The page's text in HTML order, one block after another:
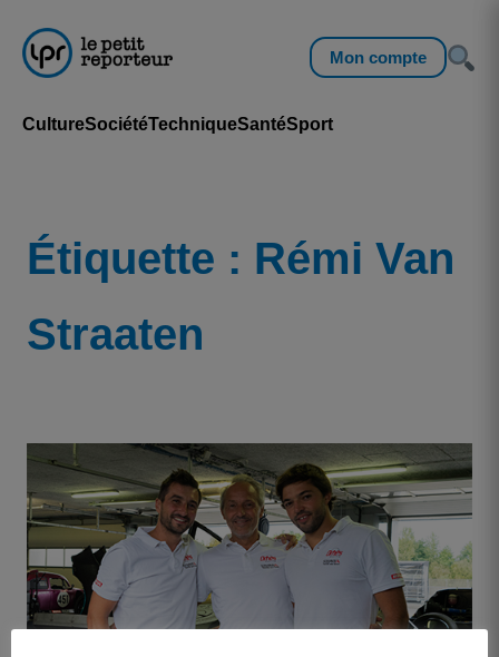
Mon compte
CultureSociétéTechniqueSantéSport
Étiquette : Rémi Van
Straaten